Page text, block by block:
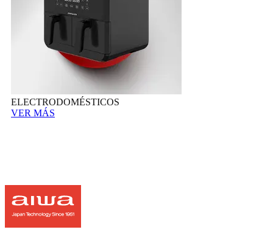
ELECTRODOMÉSTICOS
VER MÁS